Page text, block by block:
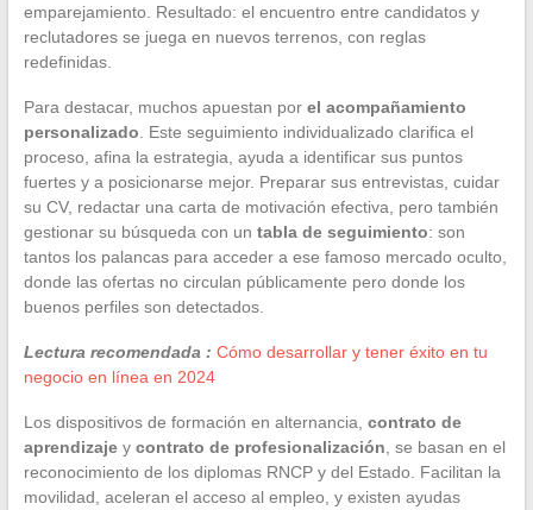
emparejamiento. Resultado: el encuentro entre candidatos y
reclutadores se juega en nuevos terrenos, con reglas
redefinidas.
Para destacar, muchos apuestan por el acompañamiento
personalizado . Este seguimiento individualizado clarifica el
proceso, afina la estrategia, ayuda a identificar sus puntos
fuertes y a posicionarse mejor. Preparar sus entrevistas, cuidar
su CV, redactar una carta de motivación efectiva, pero también
gestionar su búsqueda con un tabla de seguimiento: son
tantos los palancas para acceder a ese famoso mercado oculto,
donde las ofertas no circulan públicamente pero donde los
buenos perfiles son detectados.
Lectura recomendada : Cómo desarrollar y tener éxito en tu
negocio en línea en 2024
Los dispositivos de formación en alternancia, contrato de
aprendizajey contrato de profesionalización , se basan en el
reconocimiento de los diplomas RNCP y del Estado. Facilitan la
movilidad, aceleran el acceso al empleo, y existen ayudas